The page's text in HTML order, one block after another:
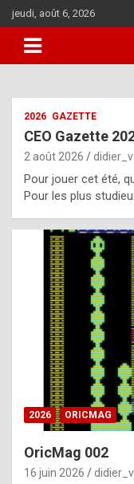
Skip
to
content
jeudi, août 6, 2026
2026 GAZETTE
CEO Gazette
2 août 2026 didier_v
Pour jouer cet été,
Pour les plus
2026 ORICMAG
OricMag 002
16 juin 2026 didier_v